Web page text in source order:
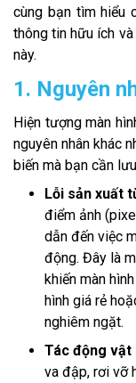
cùng bạn tìm hiểu
thông tin hữu ích
này.
1. Nguyên
Hiện tượng màn
nguyên nhân khác
biến mà bạn cần
Lỗi sản xuất
điểm ảnh
dẫn đến việc
động. Đây là
khiến màn
hình giá rẻ
nghiêm ngặt.
Tác động vật
va đập, rơi vỡ